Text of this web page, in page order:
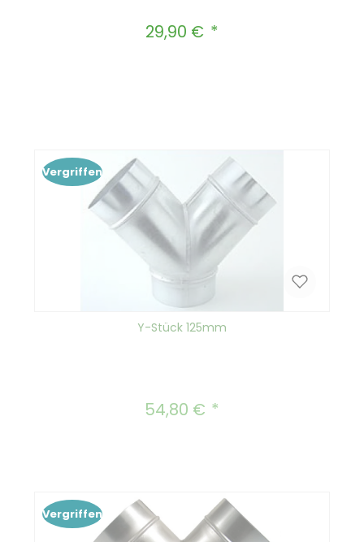
Regulärer Preis:
29,90 €
Vergriffen
Y-Stück 125mm
Regulärer Preis:
54,80 €
Vergriffen